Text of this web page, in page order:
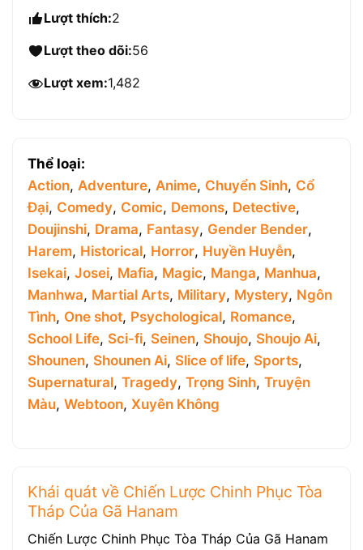
Lượt thích:2
Lượt theo dõi:56
Lượt xem:1,482
Thể loại:
Action, Adventure, Anime, Chuyển Sinh, Cổ
Đại, Comedy, Comic, Demons, Detective,
Doujinshi, Drama, Fantasy, Gender Bender,
Harem, Historical, Horror, Huyền Huyễn,
Isekai, Josei, Mafia, Magic, Manga, Manhua,
Manhwa, Martial Arts, Military, Mystery, Ngôn
Tình, One shot, Psychological, Romance,
School Life, Sci-fi, Seinen, Shoujo, Shoujo Ai,
Shounen, Shounen Ai, Slice of life, Sports,
Supernatural, Tragedy, Trọng Sinh, Truyện
Màu, Webtoon, Xuyên Không
Khái quát về Chiến Lược Chinh Phục Tòa
Tháp Của Gã Hanam
Chiến Lược Chinh Phục Tòa Tháp Của Gã Hanam